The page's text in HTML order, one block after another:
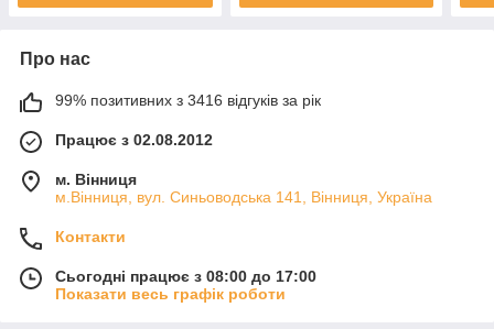
Про нас
99% позитивних з 3416 відгуків за рік
Працює з 02.08.2012
м. Вінниця
м.Вінниця, вул. Синьоводська 141, Вінниця, Україна
Контакти
Сьогодні працює з 08:00 до 17:00
Показати весь графік роботи